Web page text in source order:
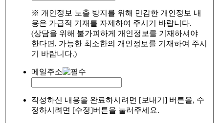
※ 개인정보 노출 방지를 위해 민감한 개인정보 내
용은 가급적 기재를 자제하여 주시기 바랍니다.
(상담을 위해 불가피하게 개인정보를 기재하셔야
한다면, 가능한 최소한의 개인정보를 기재하여 주시
기 바랍니다.)
메일주소
작성하신 내용을 완료하시려면 [보내기] 버튼을, 수
정하시려면 [수정]버튼을 눌러주세요.